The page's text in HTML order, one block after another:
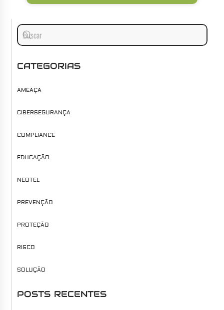
CATEGORIAS
AMEAÇA
CIBERSEGURANÇA
COMPLIANCE
EDUCAÇÃO
NEOTEL
PREVENÇÃO
PROTEÇÃO
RISCO
SOLUÇÃO
POSTS RECENTES